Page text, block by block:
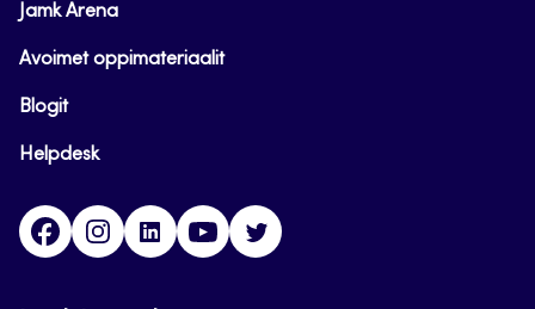
Jamk Arena
Avoimet oppimateriaalit
Blogit
Helpdesk
FacebookInstagram
LinkedInYoutube